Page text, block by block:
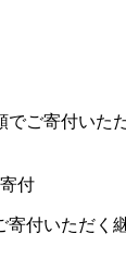
でご寄付いた
付
寄付いただく